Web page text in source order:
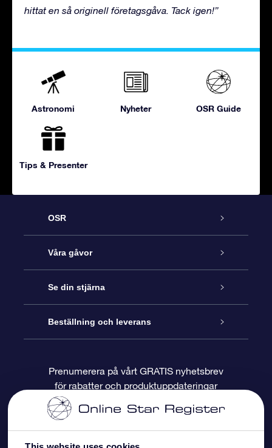
hittat en så originell företagsgåva. Tack igen!”
Astronomi Nyheter OSR Guide
Tips & Presenter
OSR
Kundtjänst
Kontakta oss
Blogg
Recensioner
Våra gåvor
Online-Stjärngåva
OSR Gåvopaket
OSR Presentkort
Företagspresenter
Se din stjärna
Stjärnregiste
Personlig Stjärnsida
One Million Stars
Beställning och leverans
Betalningsinformation
Prenumerera på vårt GRATIS nyhetsbrev
för rabatter och produktuppdateringar